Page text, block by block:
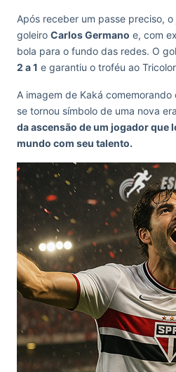
Após receber um passe preciso,
goleiro Carlos Germano e, com
bola para o fundo das redes. O
2 a 1 e garantiu o troféu ao
A imagem de Kaká
se tornou símbolo de uma nova
da ascensão de um jogador que
mundo com seu talento.